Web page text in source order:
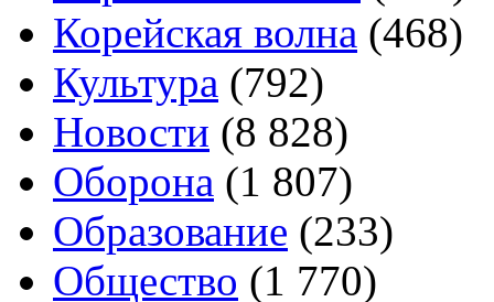
Корейская волна (468)
Культура (792)
Новости (8 828)
Оборона (1 807)
Образование (233)
Общество (1 770)